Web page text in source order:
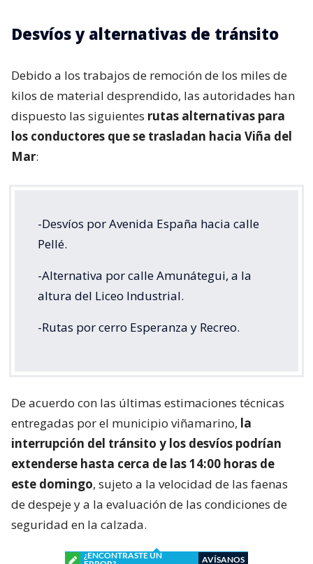
Desvíos y alternativas de tránsito
Debido a los trabajos de remoción de los miles de
kilos de material desprendido, las autoridades han
dispuesto las siguientes rutas alternativas para
los conductores que se trasladan hacia Viña del
Mar:
-Desvíos por Avenida España hacia calle
Pellé.
-Alternativa por calle Amunátegui, a la
altura del Liceo Industrial.
-Rutas por cerro Esperanza y Recreo.
De acuerdo con las últimas estimaciones técnicas
entregadas por el municipio viñamarino, la
interrupción del tránsito y los desvíos podrían
extenderse hasta cerca de las 14:00 horas de
este domingo, sujeto a la velocidad de las faenas
de despeje y a la evaluación de las condiciones de
seguridad en la calzada.
¿ENCONTRASTE UN
AVÍSANOS